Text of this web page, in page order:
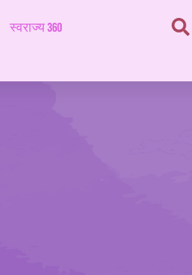
स्वराज्य 360